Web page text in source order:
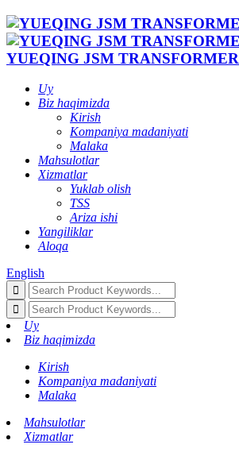
YUEQING JSM
Uy
Biz haqimizda
Kirish
Kompaniya madaniyati
Malaka
Mahsulotlar
Xizmatlar
Yuklab olish
TSS
Ariza ishi
Yangiliklar
Aloqa
English
Uy
Biz haqimizda
Kirish
Kompaniya madaniyati
Malaka
Mahsulotlar
Xizmatlar